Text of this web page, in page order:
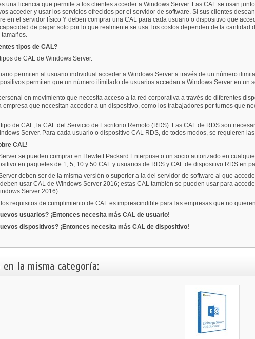
una licencia que permite a los clientes acceder a Windows Server. Las CAL se usan
acceder y usar los servicios ofrecidos por el servidor de software. Si sus clientes
en el servidor físico Y deben comprar una CAL para cada usuario o dispositivo que
de pagar solo por lo que realmente se usa: los costos dependen de la
tipos de CAL?
de CAL de Windows Server.
permiten al usuario individual acceder a Windows Server a través de un número
permiten que un número ilimitado de usuarios accedan a Windows Server en un
en movimiento que necesita acceso a la red corporativa a través de diferentes
empresa que necesitan acceder a un dispositivo, como los trabajadores por turnos que
de CAL, la CAL del Servicio de Escritorio Remoto (RDS). Las CAL de RDS son
Server. Para cada usuario o dispositivo CAL RDS, de todos modos, se requieren
CAL!
se pueden comprar en Hewlett Packard Enterprise o un socio autorizado en
en paquetes de 1, 5, 10 y 50 CAL y usuarios de RDS y CAL de dispositivo RDS en
deben ser de la misma versión o superior a la del servidor de software al que
usar CAL de Windows Server 2016; estas CAL también se pueden usar para
Server 2016).
requisitos de cumplimiento de CAL es imprescindible para las empresas que no
usuarios? ¡Entonces necesita más CAL de usuario!
dispositivos? ¡Entonces necesita más CAL de dispositivo!
la misma categoría: